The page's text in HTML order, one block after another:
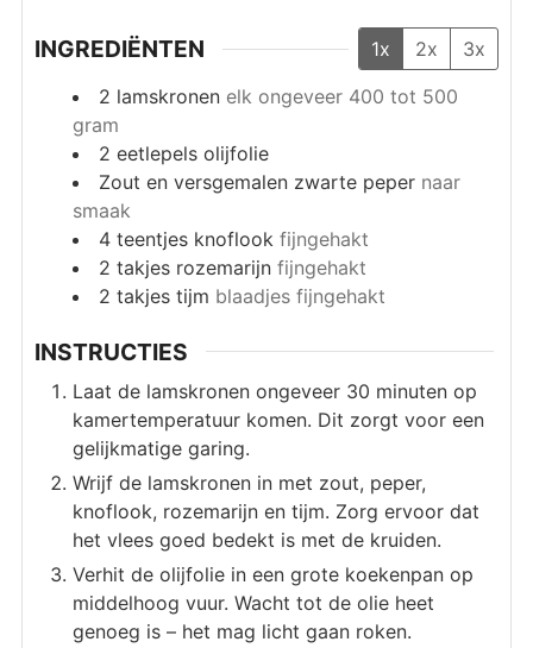
INGREDIËNTEN 1x 2x
3x
2 lamskronen elk ongeveer 400 tot 500
gram
2 eetlepels olijfolie
Zout en versgemalen zwarte peper naar
smaak
4 teentjes knoflook fijngehakt
2 takjes rozemarijn fijngehakt
2 takjes tijm blaadjes fijngehakt
INSTRUCTIES
Laat de lamskronen ongeveer 30 minuten op
kamertemperatuur komen. Dit zorgt voor een
gelijkmatige garing.
Wrijf de lamskronen in met zout, peper,
knoflook, rozemarijn en tijm. Zorg ervoor dat
het vlees goed bedekt is met de kruiden.
Verhit de olijfolie in een grote koekenpan op
middelhoog vuur. Wacht tot de olie heet
genoeg is – het mag licht gaan roken.